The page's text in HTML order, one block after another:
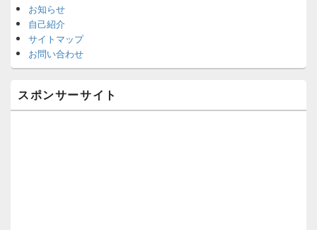
お知らせ
自己紹介
サイトマップ
お問い合わせ
スポンサーサイト